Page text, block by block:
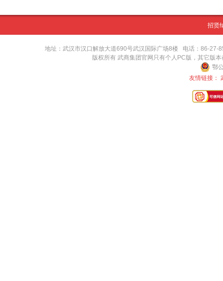
招贤
地址：武汉市汉口解放大道690号武汉国际广场8楼 电话：86-
版权所有 武商集团官网只有个人PC版，其它版
鄂
友情链接：